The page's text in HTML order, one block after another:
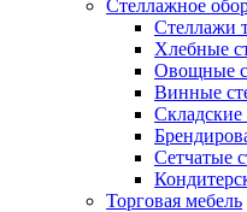
Стеллажное
Стеллажи
Хлебные
Овощные
Винные
Складские
Сетчатые
Торговая мебель